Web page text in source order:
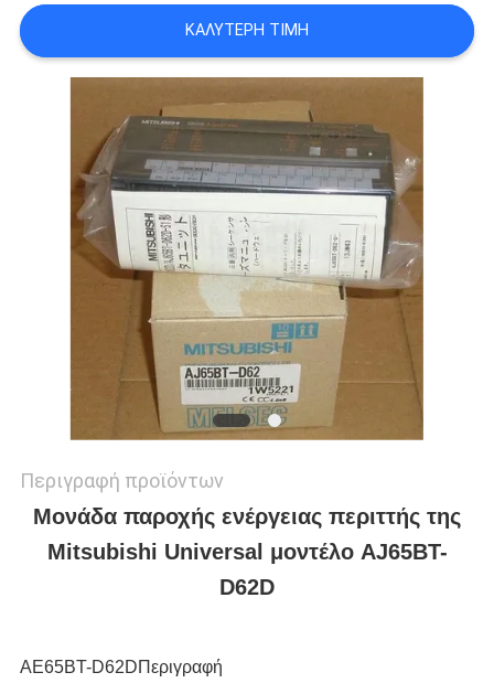
ΖΗΤΉΣΤΕ
ΑΠΌΣΠΑΣΜΑ
SITEMAP
ΠΟΛΙΤΙΚΉ
ΜΥΣΤΙΚΌΤΗΤΑΣ
ΚΑΛΎΤΕΡΗ ΤΙΜΉ
Περιγραφή προϊόντων
Μονάδα παροχής ενέργειας περιττής της
Mitsubishi Universal μοντέλο AJ65BT-
D62D
ΑΕ65BT-D62D Περιγραφή